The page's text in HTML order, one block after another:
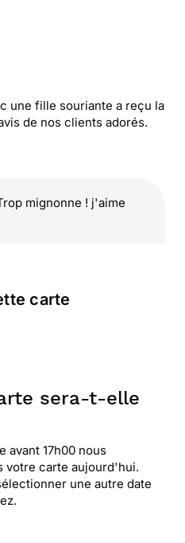
une fille souriante a reçu la
de nos clients adorés.
Trop mignonne ! j'aime
carte
sera-t-elle
avant 17h00 nous
votre carte aujourd'hui.
une autre date